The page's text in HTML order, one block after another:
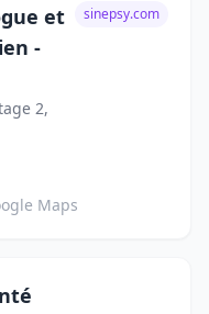
et
-
2,
sinepsy.com
Maps